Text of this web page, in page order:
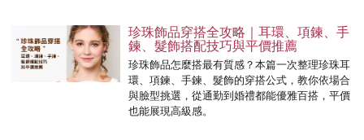
珍珠飾品穿搭全攻略｜耳環、項鍊、手
鍊、髮飾搭配技巧與平價推薦
珍珠飾品怎麼搭最有質感？本篇一次整理珍珠耳
環、項鍊、手鍊、髮飾的穿搭公式，教你依場合
與臉型挑選，從通勤到婚禮都能優雅百搭，平價
也能展現高級感。